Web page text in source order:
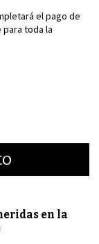
el pago de
toda la
en la